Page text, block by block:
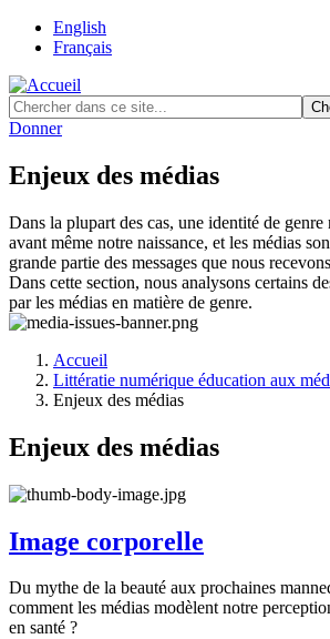
Skip
content
English
Français
Donner
Enjeux des médias
Dans la plupart des cas, une identité de genre
avant même notre naissance, et les médias
grande partie des messages que nous
Dans cette section, nous analysons certains
par les médias en matière de genre.
Fil
d'Ariane
Accueil
Littératie numérique éducation aux
Enjeux des médias
Enjeux des médias
Image corporelle
Du mythe de la beauté aux prochaines
comment les médias modèlent notre
en santé ?